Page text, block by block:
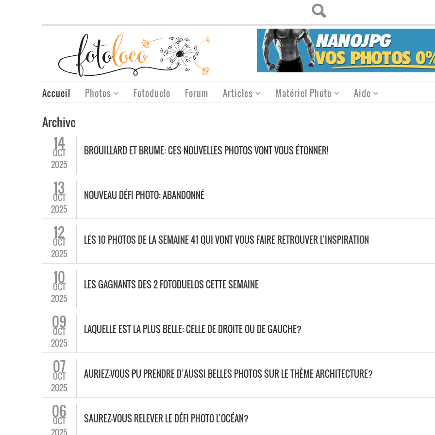
Accueil Photos Fotoduelo Forum Articles Matériel Photo Aide
Archive
14
OCT
2025
BROUILLARD ET BRUME: CES NOUVELLES PHOTOS VONT VOUS ÉTONNER!
13
OCT
2025
NOUVEAU DÉFI PHOTO: ABANDONNÉ
12
OCT
2025
LES 10 PHOTOS DE LA SEMAINE 41 QUI VONT VOUS FAIRE RETROUVER L’INSPIRATION
10
OCT
2025
LES GAGNANTS DES 2 FOTODUELOS CETTE SEMAINE
09
OCT
2025
LAQUELLE EST LA PLUS BELLE: CELLE DE DROITE OU DE GAUCHE?
07
OCT
2025
AURIEZ-VOUS PU PRENDRE D’AUSSI BELLES PHOTOS SUR LE THÈME ARCHITECTURE?
06
OCT
2025
SAUREZ-VOUS RELEVER LE DÉFI PHOTO L’OCÉAN?